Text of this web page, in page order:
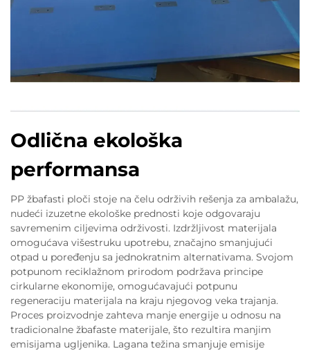
Odlična ekološka
performansa
PP žbafasti ploči stoje na čelu održivih rešenja za ambalažu,
nudeći izuzetne ekološke prednosti koje odgovaraju
savremenim ciljevima održivosti. Izdržljivost materijala
omogućava višestruku upotrebu, značajno smanjujući
otpad u poređenju sa jednokratnim alternativama. Svojom
potpunom reciklažnom prirodom podržava principe
cirkularne ekonomije, omogućavajući potpunu
regeneraciju materijala na kraju njegovog veka trajanja.
Proces proizvodnje zahteva manje energije u odnosu na
tradicionalne žbafaste materijale, što rezultira manjim
emisijama ugljenika. Lagana težina smanjuje emisije